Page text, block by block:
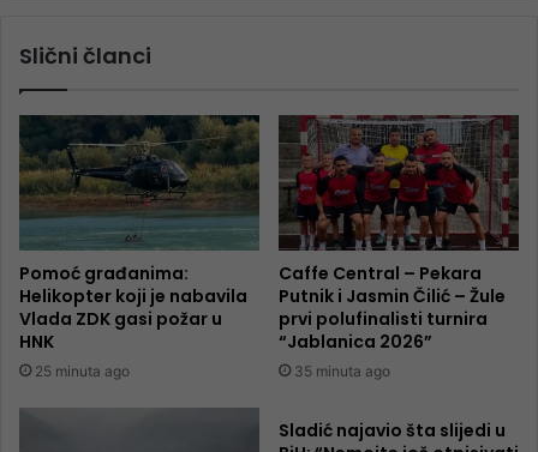
Slični članci
Pomoć građanima:
Helikopter koji je nabavila
Vlada ZDK gasi požar u
HNK
25 minuta ago
Caffe Central – Pekara
Putnik i Jasmin Čilić – Žule
prvi polufinalisti turnira
“Jablanica 2026”
35 minuta ago
Sladić najavio šta slijedi u